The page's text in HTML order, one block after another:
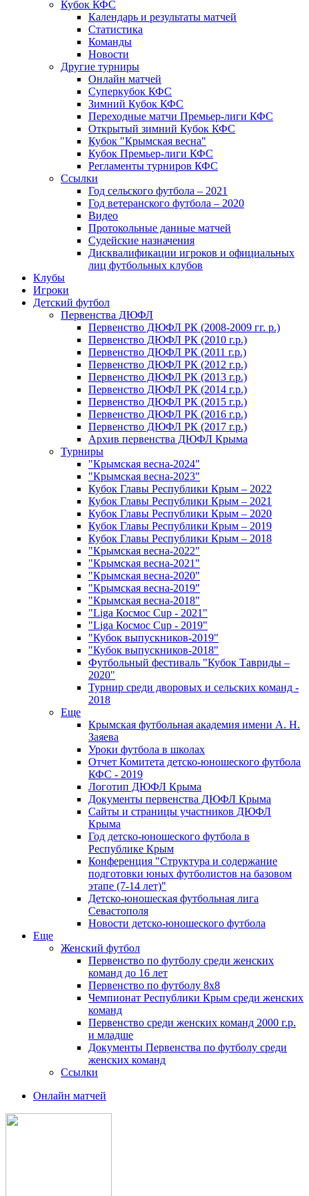
Кубок КФС
Календарь и результаты матчей
Статистика
Команды
Новости
Другие турниры
Онлайн матчей
Суперкубок КФС
Зимний Кубок КФС
Переходные матчи Премьер-лиги КФС
Открытый зимний Кубок КФС
Кубок "Крымская весна"
Кубок Премьер-лиги КФС
Регламенты турниров КФС
Ссылки
Год сельского футбола – 2021
Год ветеранского футбола – 2020
Видео
Протокольные данные матчей
Судейские назначения
Дисквалификации игроков и официальных
лиц футбольных клубов
Клубы
Игроки
Детский футбол
Первенства ДЮФЛ
Первенство ДЮФЛ РК (2008-2009 гг. р.)
Первенство ДЮФЛ РК (2010 г.р.)
Первенство ДЮФЛ РК (2011 г.р.)
Первенство ДЮФЛ РК (2012 г.р.)
Первенство ДЮФЛ РК (2013 г.р.)
Первенство ДЮФЛ РК (2014 г.р.)
Первенство ДЮФЛ РК (2015 г.р.)
Первенство ДЮФЛ РК (2016 г.р.)
Первенство ДЮФЛ РК (2017 г.р.)
Архив первенства ДЮФЛ Крыма
Турниры
"Крымская весна-2024"
"Крымская весна-2023"
Кубок Главы Республики Крым – 2022
Кубок Главы Республики Крым – 2021
Кубок Главы Республики Крым – 2020
Кубок Главы Республики Крым – 2019
Кубок Главы Республики Крым – 2018
"Крымская весна-2022"
"Крымская весна-2021"
"Крымская весна-2020"
"Крымская весна-2019"
"Крымская весна-2018"
"Liga Космос Cup - 2021"
"Liga Космос Cup - 2019"
"Кубок выпускников-2019"
"Кубок выпускников-2018"
Футбольный фестиваль "Кубок Тавриды –
2020"
Турнир среди дворовых и сельских команд -
2018
Еще
Крымская футбольная академия имени А. Н.
Заяева
Уроки футбола в школах
Отчет Комитета детско-юношеского футбола
КФС - 2019
Логотип ДЮФЛ Крыма
Документы первенства ДЮФЛ Крыма
Сайты и страницы участников ДЮФЛ
Крыма
Год детско-юношеского футбола в
Республике Крым
Конференция "Структура и содержание
подготовки юных футболистов на базовом
этапе (7-14 лет)"
Детско-юношеская футбольная лига
Севастополя
Новости детско-юношеского футбола
Еще
Женский футбол
Первенство по футболу среди женских
команд до 16 лет
Первенство по футболу 8х8
Чемпионат Республики Крым среди женских
команд
Первенство среди женских команд 2000 г.р.
и младше
Документы Первенства по футболу среди
женских команд
Ссылки
Онлайн матчей